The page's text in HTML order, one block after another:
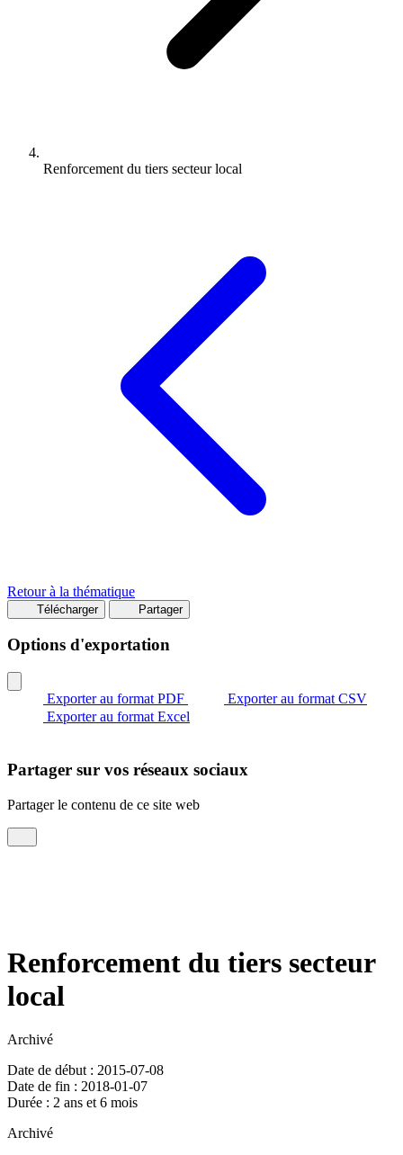
Renforcement du tiers secteur local
Retour à la thématique
Télécharger Partager
Options d'exportation
Exporter au format PDF
Exporter au format CSV
Exporter au format Excel
Partager sur vos réseaux sociaux
Partager le contenu de ce site web
Renforcement du tiers secteur
local
Archivé
Date de début : 2015-07-08
Date de fin : 2018-01-07
Durée : 2 ans et 6 mois
Archivé